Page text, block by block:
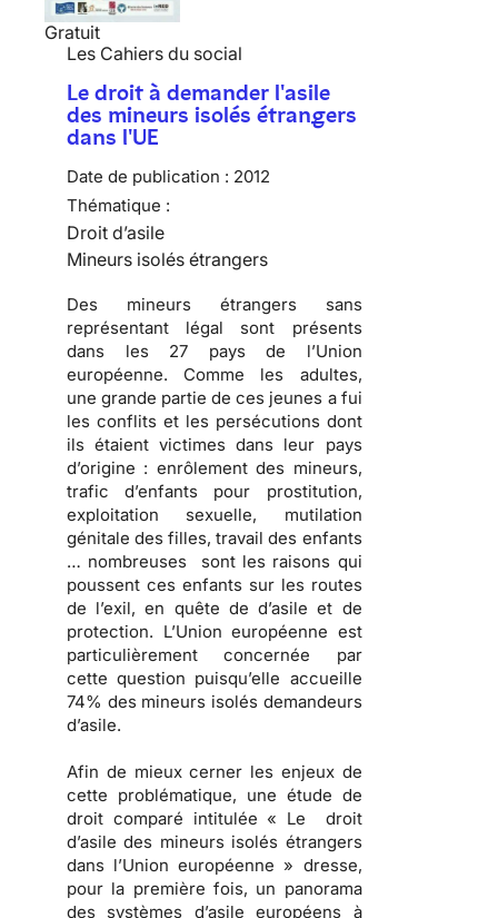
Gratuit
Les Cahiers du social
Le droit à demander l'asile
des mineurs isolés étrangers
dans l'UE
Date de publication : 2012
Thématique :
Droit d’asile
Mineurs isolés étrangers
Des mineurs étrangers sans
représentant légal sont présents
dans les 27 pays de l’Union
européenne. Comme les adultes,
une grande partie de ces jeunes a fui
les conflits et les persécutions dont
ils étaient victimes dans leur pays
d’origine : enrôlement des mineurs,
trafic d’enfants pour prostitution,
exploitation sexuelle, mutilation
génitale des filles, travail des enfants
… nombreuses sont les raisons qui
poussent ces enfants sur les routes
de l’exil, en quête de d’asile et de
protection. L’Union européenne est
particulièrement concernée par
cette question puisqu’elle accueille
74% des mineurs isolés demandeurs
d’asile.
Afin de mieux cerner les enjeux de
cette problématique, une étude de
droit comparé intitulée « Le droit
d’asile des mineurs isolés étrangers
dans l’Union européenne » dresse,
pour la première fois, un panorama
des systèmes d’asile européens à